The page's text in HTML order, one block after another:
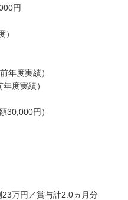
円
）
年度実績）
度実績）
30,000円）
万円／賞与計2.0ヵ月分